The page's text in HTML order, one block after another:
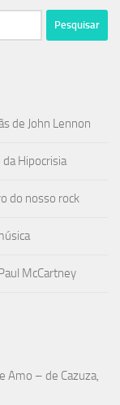
de John Lennon
Hipocrisia
do nosso rock
McCartney
Amo – de Cazuza,